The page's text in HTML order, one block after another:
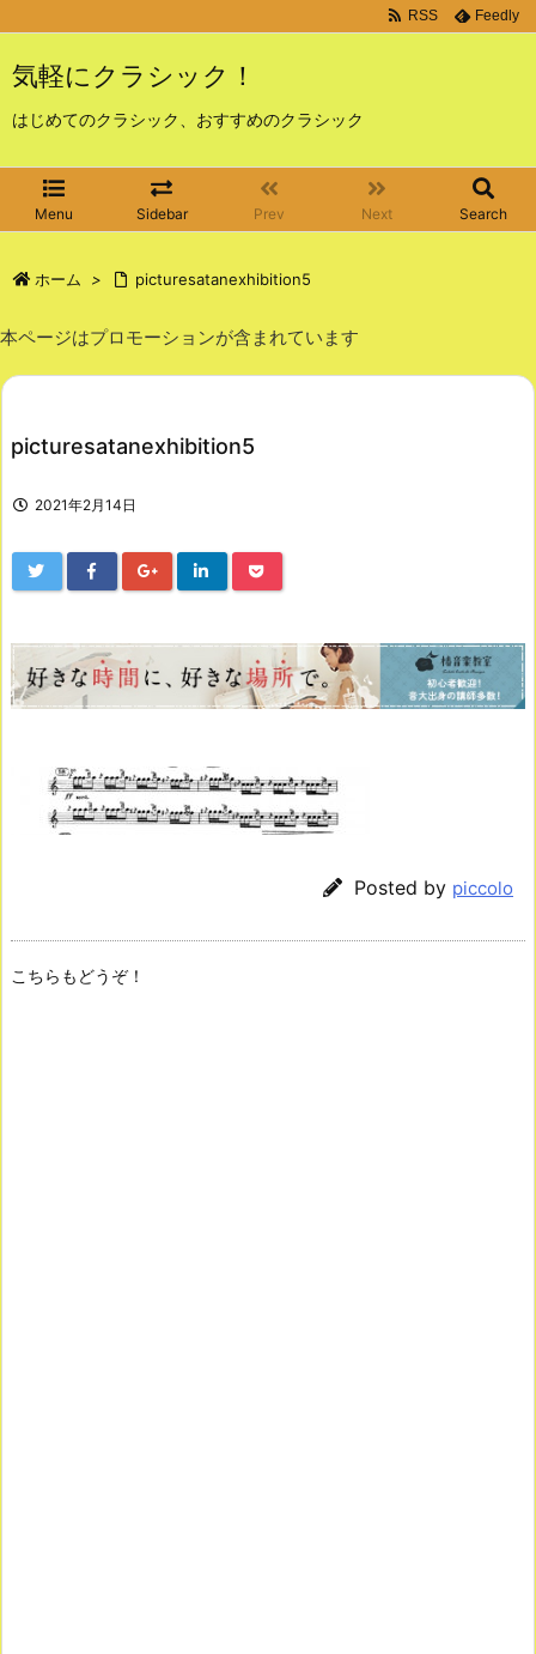
気軽にクラシック！
はじめてのクラシック、おすすめのクラシック
Menu Sidebar Prev Next Search
RSS Feedly
ホーム > picturesatanexhibition5
本ページはプロモーションが含まれています
picturesatanexhibition5
2021年2月14日
Posted by piccolo
こちらもどうぞ！